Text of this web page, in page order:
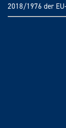
2018/1976 der